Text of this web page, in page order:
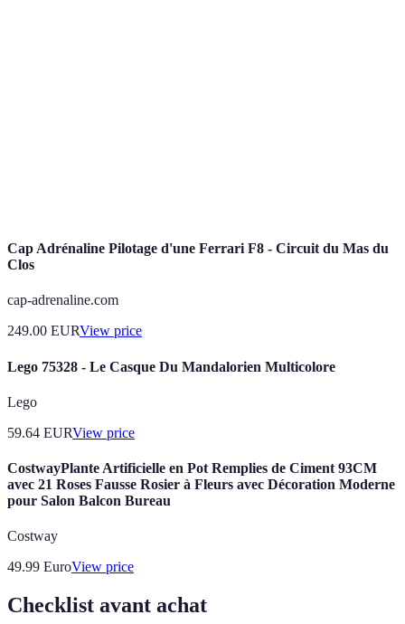
Cap Adrénaline Pilotage d'une Ferrari F8 - Circuit du Mas du
Clos
cap-adrenaline.com
249.00 EURView price
Lego 75328 - Le Casque Du Mandalorien Multicolore
Lego
59.64 EURView price
CostwayPlante Artificielle en Pot Remplies de Ciment 93CM
avec 21 Roses Fausse Rosier à Fleurs avec Décoration Moderne
pour Salon Balcon Bureau
Costway
49.99 EuroView price
Checklist avant achat